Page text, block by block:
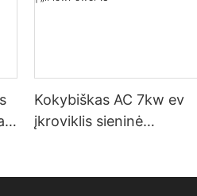
Kokybiškas AC 7kw ev
įkroviklis sieninė